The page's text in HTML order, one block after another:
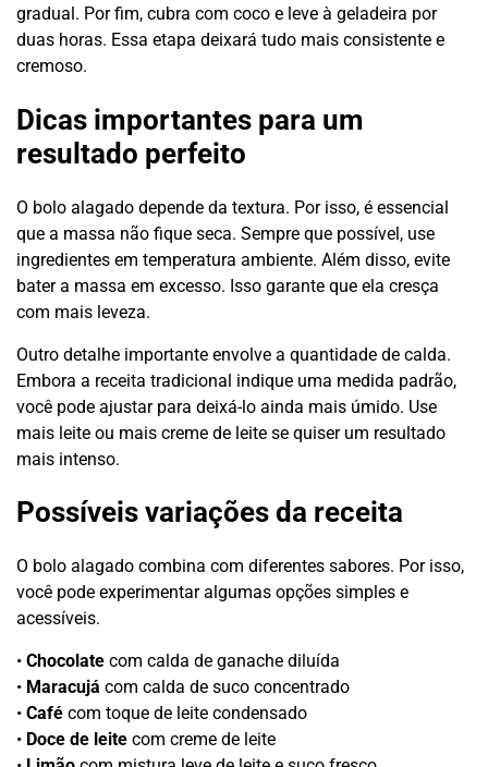
gradual. Por fim, cubra com coco e leve à geladeira por
duas horas. Essa etapa deixará tudo mais consistente e
cremoso.
Dicas importantes para um
resultado perfeito
O bolo alagado depende da textura. Por isso, é essencial
que a massa não fique seca. Sempre que possível, use
ingredientes em temperatura ambiente. Além disso, evite
bater a massa em excesso. Isso garante que ela cresça
com mais leveza.
Outro detalhe importante envolve a quantidade de calda.
Embora a receita tradicional indique uma medida padrão,
você pode ajustar para deixá-lo ainda mais úmido. Use
mais leite ou mais creme de leite se quiser um resultado
mais intenso.
Possíveis variações da receita
O bolo alagado combina com diferentes sabores. Por isso,
você pode experimentar algumas opções simples e
acessíveis.
• Chocolate com calda de ganache diluída
• Maracujá com calda de suco concentrado
• Café com toque de leite condensado
• Doce de leite com creme de leite